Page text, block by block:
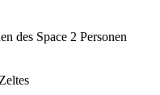
des Space 2 Personen